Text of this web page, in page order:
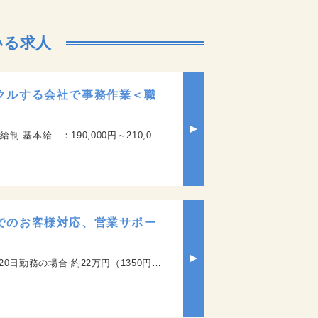
求人
ルする会社で事務作業＜職
【年収見込み】260万円～300万円 社会保険: 健康保険,厚生年金,雇用保険,労災保険 【試用期間について】 試用期間: 6か月 条件変更なし
のお客様対応、営業サポー
約22万円（1350円×7.5H）×20日＋残業10H